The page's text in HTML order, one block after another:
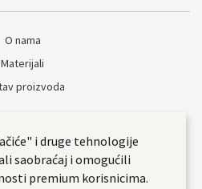
O nama
Materijali
proizvoda
i druge tehnologije
saobraćaj i omogućili
premium korisnicima.